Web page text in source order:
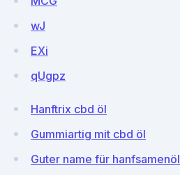
wJ
EXi
qUgpz
Hanftrix cbd öl
Gummiartig mit cbd öl
Guter name für hanfsamenöl